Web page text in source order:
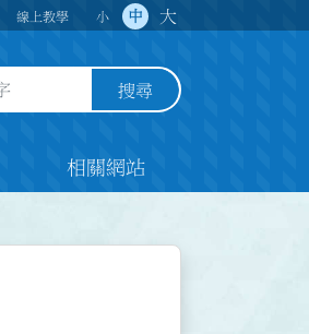
線上教學 小 中 大
搜尋
相關網站